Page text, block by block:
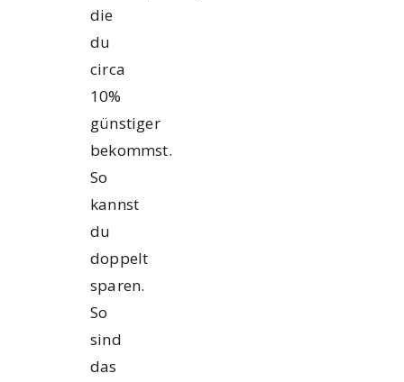
die
du
circa
10%
günstiger
bekommst.
So
kannst
du
doppelt
sparen.
So
sind
das